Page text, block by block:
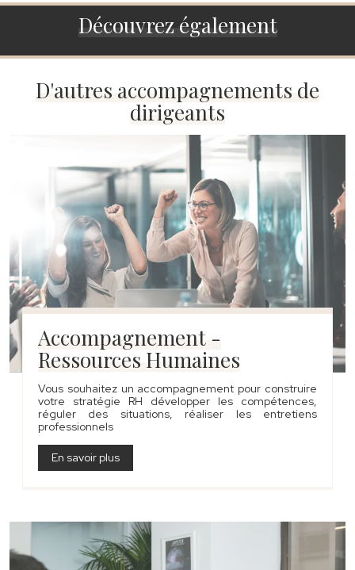
Découvrez également
D'autres accompagnements de
dirigeants
Accompagnement -
Ressources Humaines
Vous souhaitez un accompagnement pour construire
votre stratégie RH développer les compétences,
réguler des situations, réaliser les entretiens
professionnels
En savoir plus